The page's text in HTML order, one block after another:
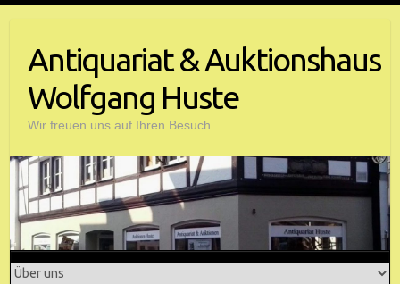
Antiquariat & Auktionshaus
Wolfgang Huste
Wir freuen uns auf Ihren Besuch